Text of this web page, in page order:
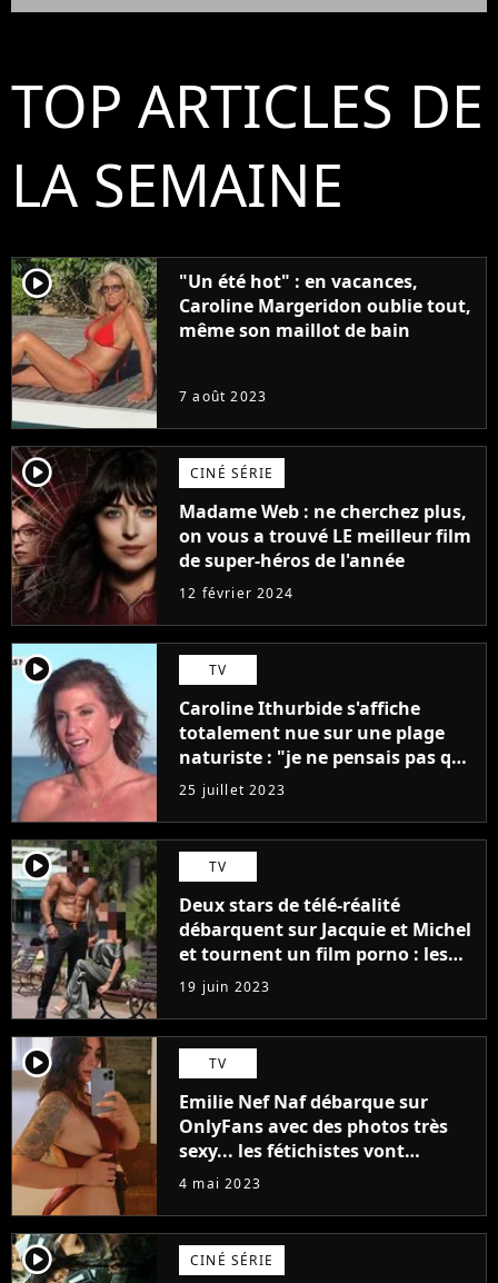
TOP ARTICLES DE
LA SEMAINE
player2
"Un été hot" : en vacances,
Caroline Margeridon oublie tout,
même son maillot de bain
7 août 2023
player2 CINÉ SÉRIE
Madame Web : ne cherchez plus,
on vous a trouvé LE meilleur film
de super-héros de l'année
12 février 2024
player2 TV
Caroline Ithurbide s'affiche
totalement nue sur une plage
naturiste : "je ne pensais pas que
j'arriverais à le faire..."
25 juillet 2023
player2 TV
Deux stars de télé-réalité
débarquent sur Jacquie et Michel
et tournent un film porno : les
premières images du tournage
(exclu)
19 juin 2023
player2 TV
Emilie Nef Naf débarque sur
OnlyFans avec des photos très
sexy... les fétichistes vont
prendre leur pied !
4 mai 2023
player2 CINÉ SÉRIE